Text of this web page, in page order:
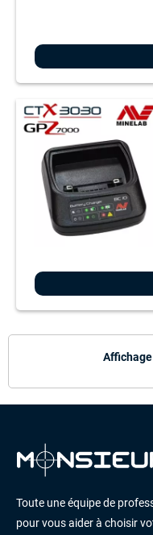
Toute une équipe de
pour vous aider à choisir